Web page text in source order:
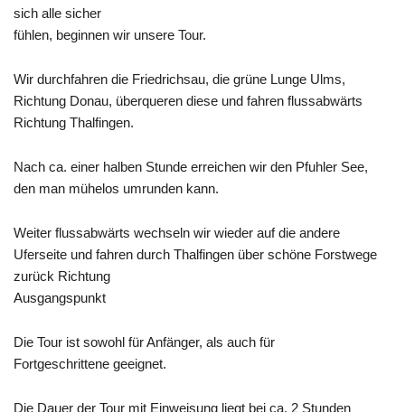
sich alle sicher
fühlen, beginnen wir unsere Tour.
Wir durchfahren die Friedrichsau, die grüne Lunge Ulms,
Richtung Donau, überqueren diese und fahren flussabwärts
Richtung Thalfingen.
Nach ca. einer halben Stunde erreichen wir den Pfuhler See,
den man mühelos umrunden kann.
Weiter flussabwärts wechseln wir wieder auf die andere
Uferseite und fahren durch Thalfingen über schöne Forstwege
zurück Richtung
Ausgangspunkt
Die Tour ist sowohl für Anfänger, als auch für
Fortgeschrittene geeignet.
Die Dauer der Tour mit Einweisung liegt bei ca. 2 Stunden